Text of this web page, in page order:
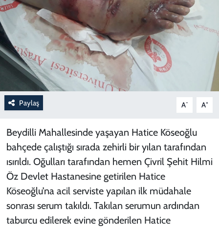
Paylaş A- A+
Beydilli Mahallesinde yaşayan Hatice Köseoğlu
bahçede çalıştığı sırada zehirli bir yılan tarafından
ısırıldı. Oğulları tarafından hemen Çivril Şehit Hilmi
Öz Devlet Hastanesine getirilen Hatice
Köseoğlu’na acil serviste yapılan ilk müdahale
sonrası serum takıldı. Takılan serumun ardından
taburcu edilerek evine gönderilen Hatice